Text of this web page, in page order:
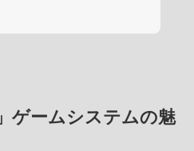
」ゲームシステムの魅